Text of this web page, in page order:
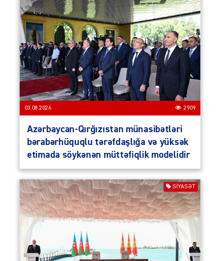
03.08.2026 2909
Azərbaycan-Qırğızıstan münasibətləri
bərabərhüquqlu tərəfdaşlığa və yüksək
etimada söykənən müttəfiqlik modelidir
SIYASƏT